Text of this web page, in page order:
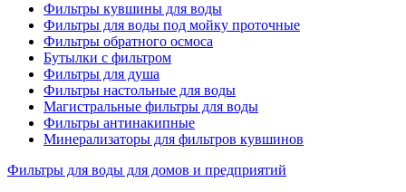
Фильтры кувшины для воды
Фильтры для воды под мойку проточные
Фильтры обратного осмоса
Бутылки с фильтром
Фильтры для душа
Фильтры настольные для воды
Магистральные фильтры для воды
Фильтры антинакипные
Минерализаторы для фильтров кувшинов
Фильтры для воды для домов и предприятий